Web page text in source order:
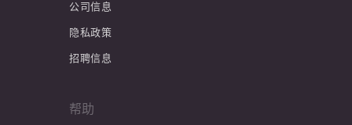
公司信息
隐私政策
招聘信息
帮助